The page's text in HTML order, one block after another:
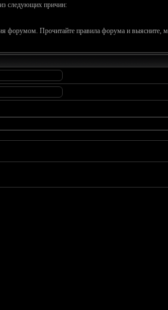
следующих причин:
форумом. Прочитайте правила форума и выясните,